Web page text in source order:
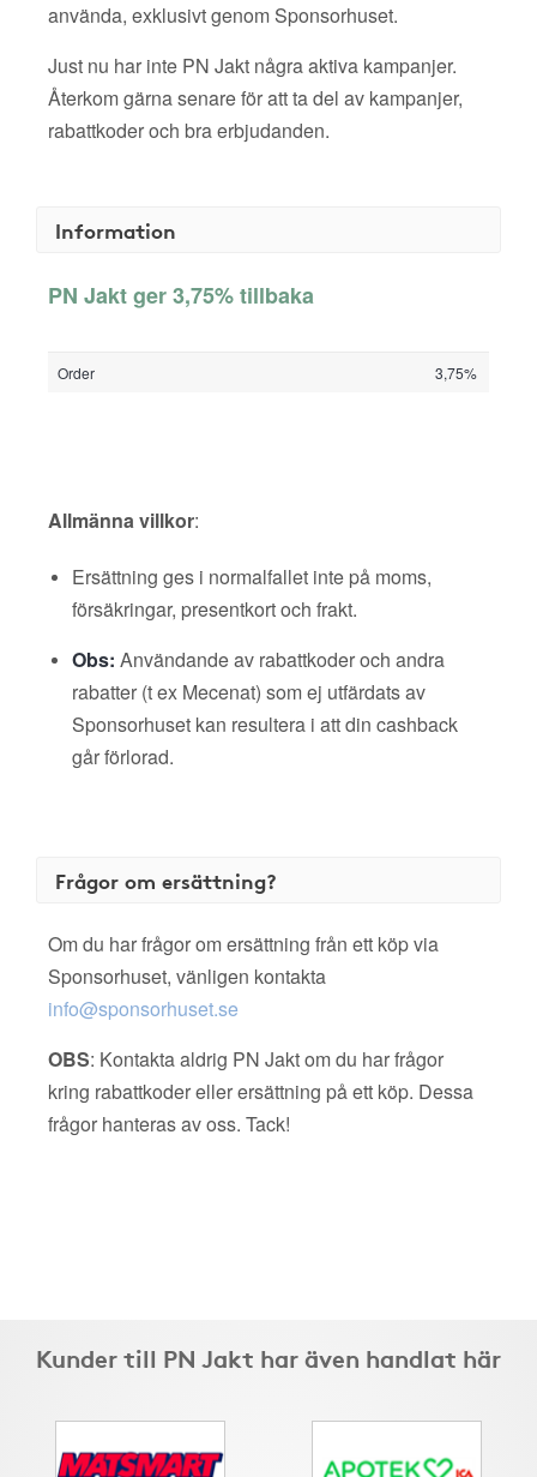
använda, exklusivt genom Sponsorhuset.
Just nu har inte PN Jakt några aktiva kampanjer.
Återkom gärna senare för att ta del av kampanjer,
rabattkoder och bra erbjudanden.
Information
PN Jakt ger 3,75% tillbaka
Order 3,75%
Allmänna villkor:
Ersättning ges i normalfallet inte på moms,
försäkringar, presentkort och frakt.
Obs: Användande av rabattkoder och andra
rabatter (t ex Mecenat) som ej utfärdats av
Sponsorhuset kan resultera i att din cashback
går förlorad.
Frågor om ersättning?
Om du har frågor om ersättning från ett köp via
Sponsorhuset, vänligen kontakta
info@sponsorhuset.se
OBS: Kontakta aldrig PN Jakt om du har frågor
kring rabattkoder eller ersättning på ett köp. Dessa
frågor hanteras av oss. Tack!
Kunder till PN Jakt har även handlat här